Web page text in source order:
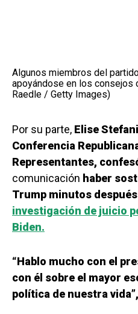
Algunos miembros del
apoyándose en los consejos
Raedle / Getty Images)
Por su parte, Elise
Conferencia
Representantes,
comunicación haber
Trump minutos
investigación de juicio
Biden.
“Hablo mucho con el
con él sobre el mayor
política de nuestra